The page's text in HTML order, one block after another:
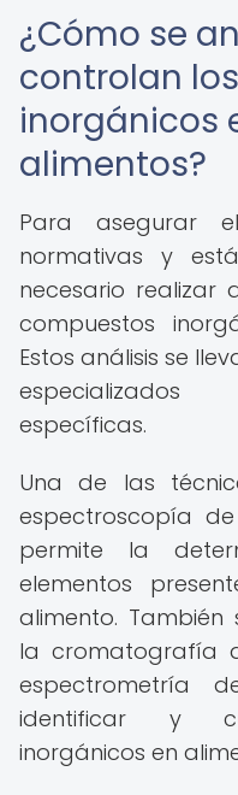
¿Cómo se
controlan
inorgánicos
alimentos?
Para asegurar
normativas y
necesario realizar
compuestos
Estos análisis se
específicas.
Una de las
espectroscopía
permite la
elementos
alimento.
la cromatografía
espectrometría
identificar y
inorgánicos en